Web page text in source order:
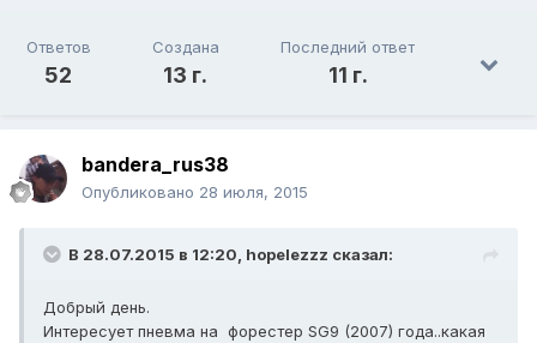
Ответов
52
Создана
13 г.
Последний ответ
11 г.
bandera_rus38
Опубликовано 28 июля, 2015
В 28.07.2015 в 12:20, hopelezzz сказал:
Добрый день.
Интересует пневма на форестер SG9 (2007) года..какая